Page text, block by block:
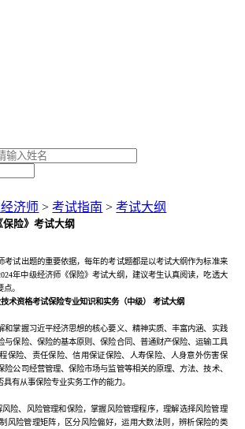
济师 >考试指南 >考试大纲
险》考试大纲
试出题的重要依据，每年的考试题都是以考试大纲作为标准来
年中级经济师《保险》考试大纲，建议考生认真阅读，吃透大
。
术资格考试保险专业知识和实务（中级） 考试大纲
掌握习近平经济思想的核心要义、精神实质、丰富内涵、实践
与保险、保险的基本原则、保险合同、普通财产保险、运输工具
保险、责任保险、信用保证保险、人寿保险、人身意外伤害保
险公司经营管理、保险市场与监管等相关的原理、方法、技术、
有从事保险专业实务工作的能力。
、风险管理和保险，掌握风险管理程序，理解选择风险管理
风险管理矩阵，区分风险偏好，运用大数法则，辨析保险的类